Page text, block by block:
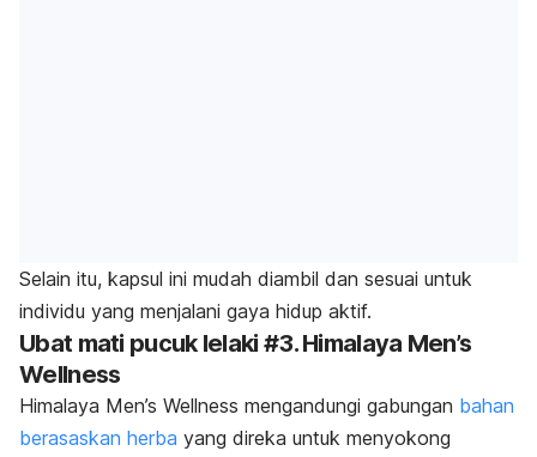
Selain itu, kapsul ini mudah diambil dan sesuai untuk
individu yang menjalani gaya hidup aktif.
Ubat mati pucuk lelaki #3.Himalaya Men’s
Wellness
Himalaya Men’s Wellness mengandungi gabungan bahan
berasaskan herba yang direka untuk menyokong